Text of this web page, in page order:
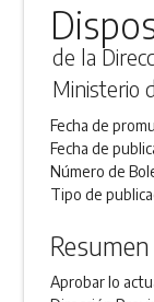
de la
Ministerio
Fecha de
Fecha de
Número de
Tipo de
Resumen
Aprobar lo